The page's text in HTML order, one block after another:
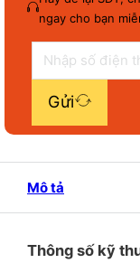
ngay cho bạn
Gửi
Mô tả
Thông số kỹ